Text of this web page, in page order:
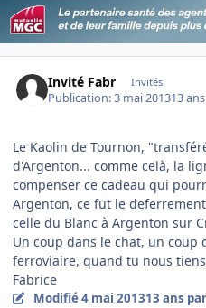
Invité Fabr Invités
Publication:3 mai 201313 ans
Le Kaolin de Tournon,
d'Argenton... comme celà, la
compenser ce cadeau qui
Argenton, ce fut le
celle du Blanc à Argenton sur
Un coup dans le chat, un coup
ferroviaire, quand tu nous
Fabrice
Modifié4 mai 201313 ans